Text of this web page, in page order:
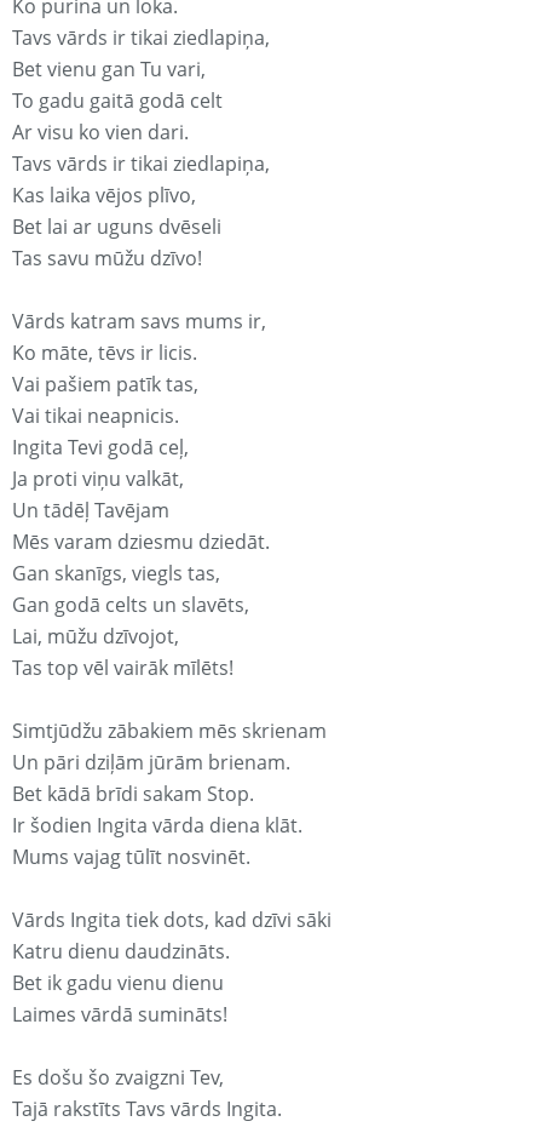
Ko purina un loka.
Tavs vārds ir tikai ziedlapiņa,
Bet vienu gan Tu vari,
To gadu gaitā godā celt
Ar visu ko vien dari.
Tavs vārds ir tikai ziedlapiņa,
Kas laika vējos plīvo,
Bet lai ar uguns dvēseli
Tas savu mūžu dzīvo!
Vārds katram savs mums ir,
Ko māte, tēvs ir licis.
Vai pašiem patīk tas,
Vai tikai neapnicis.
Ingita Tevi godā ceļ,
Ja proti viņu valkāt,
Un tādēļ Tavējam
Mēs varam dziesmu dziedāt.
Gan skanīgs, viegls tas,
Gan godā celts un slavēts,
Lai, mūžu dzīvojot,
Tas top vēl vairāk mīlēts!
Simtjūdžu zābakiem mēs skrienam
Un pāri dziļām jūrām brienam.
Bet kādā brīdi sakam Stop.
Ir šodien Ingita vārda diena klāt.
Mums vajag tūlīt nosvinēt.
Vārds Ingita tiek dots, kad dzīvi sāki
Katru dienu daudzināts.
Bet ik gadu vienu dienu
Laimes vārdā sumināts!
Es došu šo zvaigzni Tev,
Tajā rakstīts Tavs vārds Ingita.